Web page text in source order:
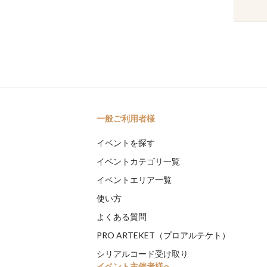
一般ご利用者様
イベントを探す
イベントカテゴリ一覧
イベントエリア一覧
使い方
よくある質問
PRO ARTEKET（プロアルテケト）
シリアルコード受け取り